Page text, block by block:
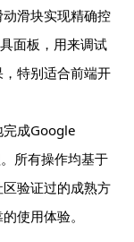
滑块实现精确控
面板，用来调试
特别适合前端开
完成Google
所有操作均基于
验证过的成熟方
使用体验。